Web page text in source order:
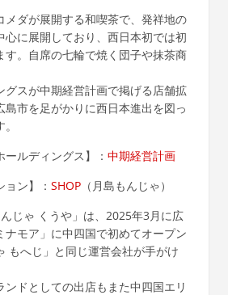
メダが展開する和喫茶で、発祥地の
心に展開しており、西日本初では初
す。自席の七輪で焼く団子や抹茶商
グスが中期経営計画で掲げる店舗拡
島市を足がかりに西日本進出を図っ
ールディングス】： 中期経営計画
ョン】： SHOP（月島もんじゃ）
じゃ くうや」は、2025年3月に広
ナモア」に中四国で初めてオープン
もへじ」と同じ運営会社が手がけ
ンドとしての出店もまた中四国エリ